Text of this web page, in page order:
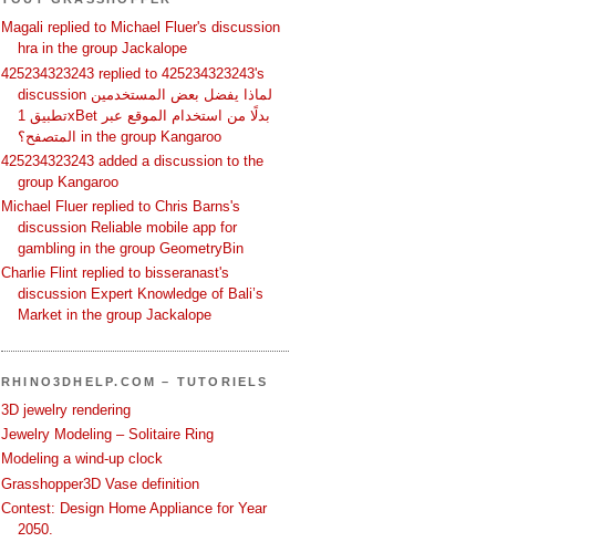
Magali replied to Michael Fluer's discussion
hra in the group Jackalope
425234323243 replied to 425234323243's
discussion لماذا يفضل بعض المستخدمين
تطبيق 1xBet بدلًا من استخدام الموقع عبر
المتصفح؟ in the group Kangaroo
425234323243 added a discussion to the
group Kangaroo
Michael Fluer replied to Chris Barns's
discussion Reliable mobile app for
gambling in the group GeometryBin
Charlie Flint replied to bisseranast's
discussion Expert Knowledge of Bali’s
Market in the group Jackalope
RHINO3DHELP.COM – TUTORIELS
3D jewelry rendering
Jewelry Modeling – Solitaire Ring
Modeling a wind-up clock
Grasshopper3D Vase definition
Contest: Design Home Appliance for Year
2050.